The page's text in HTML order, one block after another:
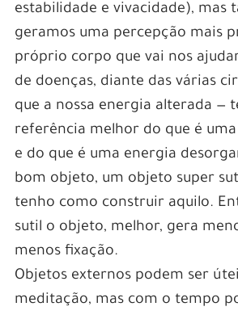
estabilidade e vivacidade), mas
geramos uma percepção mais
próprio corpo que vai nos
de doenças, diante das várias
que a nossa energia alterada —
referência melhor do que é
e do que é uma energia
bom objeto, um objeto super
tenho como construir aquilo.
sutil o objeto, melhor, gera
menos fixação.
Objetos externos podem ser
meditação, mas com o tempo